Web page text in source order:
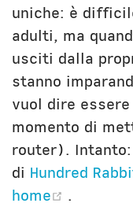
uniche: è
adulti, ma
usciti dalla
stanno
vuol dire
momento di
router). Intanto:
di Hundred
home
(opens
.